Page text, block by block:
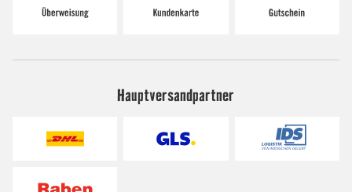
Hauptversandpartner